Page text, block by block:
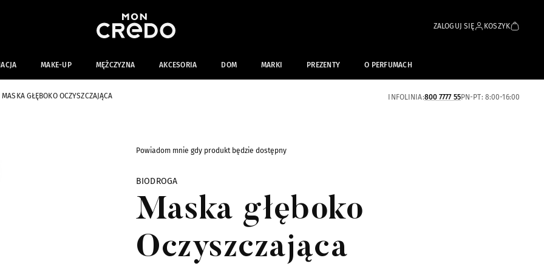
ZALOGUJ SIĘ KOSZYK
MAKE-UP MĘŻCZYZNA AKCESORIA DOM MARKI PREZENTY O PERFUMACH
MASKA GŁĘBOKO OCZYSZCZAJĄCA INFOLINIA:800 7777 55PN-PT: 8:00-16:00
Powiadom mnie gdy produkt będzie dostępny
BIODROGA
Maska głęboko
Oczyszczająca